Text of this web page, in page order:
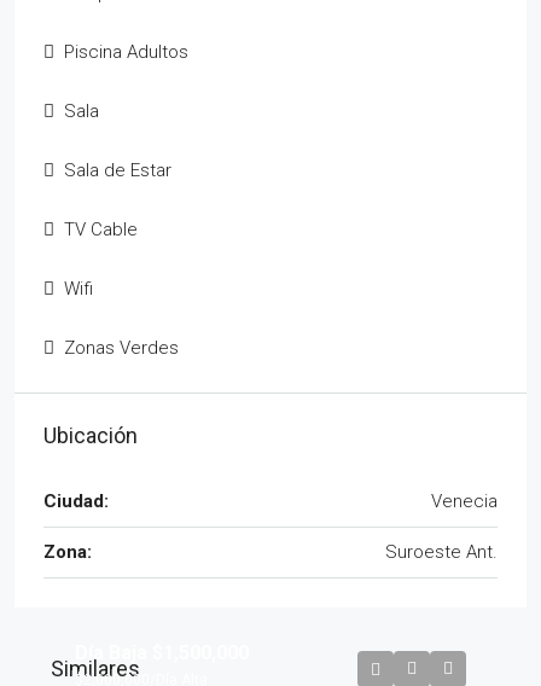
Piscina Adultos
Sala
Sala de Estar
TV Cable
Wifi
Zonas Verdes
Ubicación
Ciudad: Venecia
Zona: Suroeste Ant.
Similares
$2,000,000